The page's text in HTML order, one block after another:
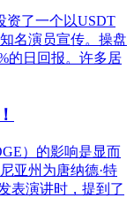
资了一个以USDT
名演员宣传。操盘
的日回报。许多居
）的影响是显而
亚州为唐纳德·特
表演讲时，提到了